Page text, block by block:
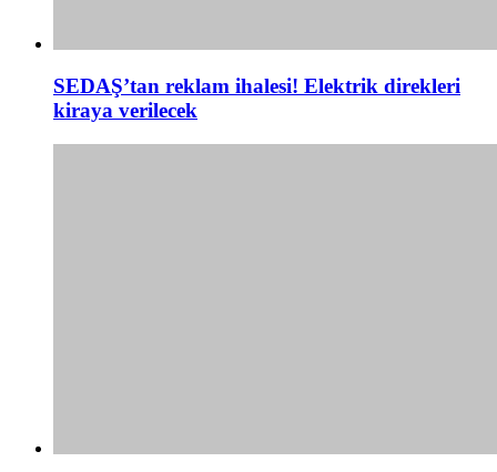
SEDAŞ’tan reklam ihalesi! Elektrik direkleri
kiraya verilecek